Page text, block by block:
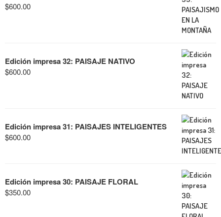
$600.00
Edición impresa 32: PAISAJE NATIVO
$600.00
Edición impresa 31: PAISAJES INTELIGENTES
$600.00
Edición impresa 30: PAISAJE FLORAL
$350.00